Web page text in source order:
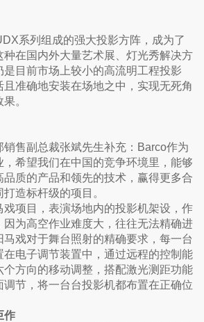
系列组成的强大投影方阵，成为了
在国内外大量艺术展、灯光秀解决方
目前市场上较小的高流明工程投影
准确地安装在场地之中，实现无死角
。
销售副总裁张斌先生补充：Barco作为
希望我们在中国的竞争环境里，能够
质的产品和领先的技术，赢得更多合
造标杆级的项目。
戏项目，表演场地内的投影机架设，作
因为高空作业难度大，往往无法精确进
戏对于舞台照射的精确要求，每一台
在电子调节装置中，通过远程的控制能
方向的移动调整，搭配激光测距功能
调节，将一台台投影机都布置在正确位
作